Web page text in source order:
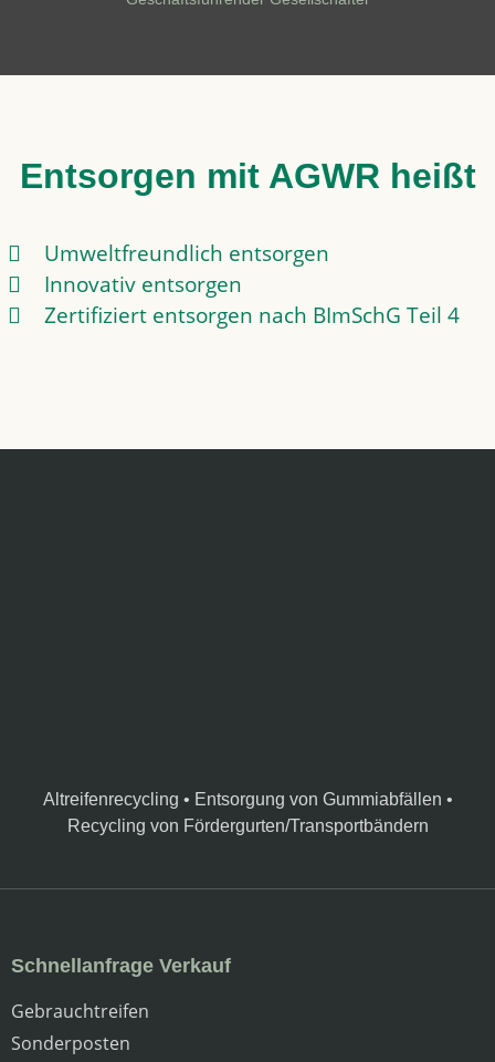
Entsorgen mit AGWR heißt
Umweltfreundlich entsorgen
Innovativ entsorgen
Zertifiziert entsorgen nach BImSchG Teil 4
Altreifenrecycling • Entsorgung von Gummiabfällen •
Recycling von Fördergurten/Transportbändern
Schnellanfrage Verkauf
Gebrauchtreifen
Sonderposten